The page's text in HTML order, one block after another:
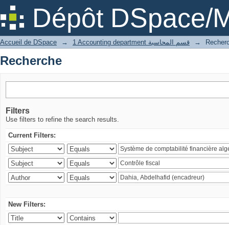
Dépôt DSpace/
Recherche
Accueil de DSpace → 1 Accounting department قسم المحاسبة →
Recherche
Filters
Use filters to refine the search results.
Current Filters:
New Filters: